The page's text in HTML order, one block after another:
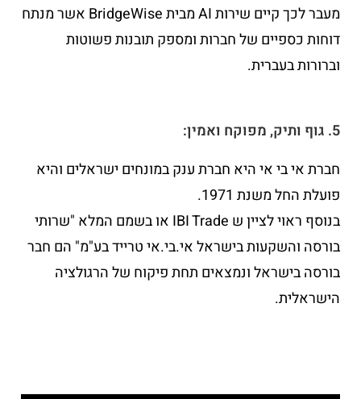
מעבר לכך קיים שירות AI מבית BridgeWise אשר מנתח
דוחות כספיים של חברות ומספק תובנות פשוטות
וברורות בעברית.
5. גוף ותיק, מפוקח ואמין:
חברת אי בי אי היא חברת ענק במונחים ישראלים והיא
פועלת החל משנת 1971.
בנוסף ראוי לציין ש IBI Trade או בשמם המלא "שרותי
בורסה והשקעות בישראל אי.בי.אי טרייד בע"מ" הם חבר
בורסה בישראל ונמצאים תחת פיקוח של הרגולציה
הישראלית.